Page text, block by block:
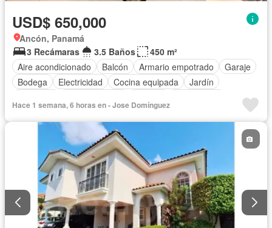
USD$ 650,000
Ancón, Panamá
3 Recámaras
3.5 Baños
450 m²
Aire acondicionado
Balcón Armario empotrado
Garaje
Bodega
Electricidad Cocina equipada
Jardín
Seguridad
Cuarto de servicio Agua
Hace 1 semana, 6 horas en - Jose Domínguez